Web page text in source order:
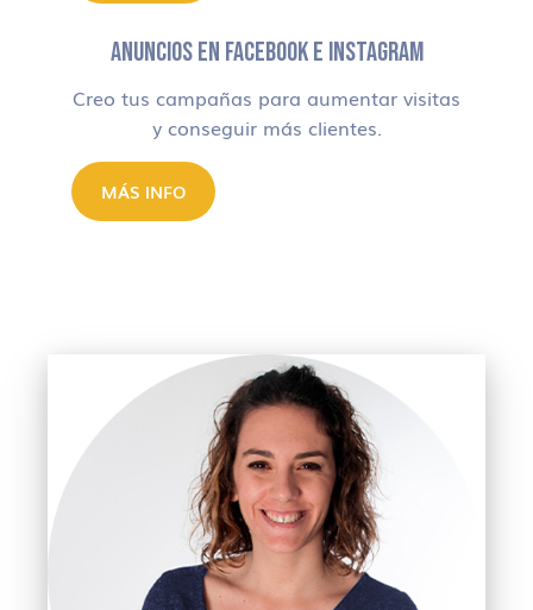
ANUNCIOS EN FACEBOOK E INSTAGRAM
Creo tus campañas para aumentar visitas
y conseguir más clientes.
MÁS INFO